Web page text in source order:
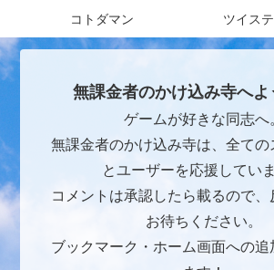
コトダマン ツイス
無課金者のかけ込み寺へよ
ゲームが好きな同志へ
無課金者のかけ込み寺は、全ての
とユーザーを応援してい
コメントは承認したら載るので、
お待ちください。
ブックマーク・ホーム画面への追